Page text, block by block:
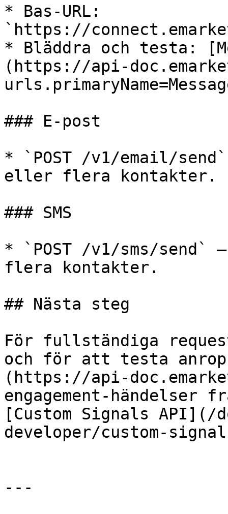
* Bas-URL:
`https://
* Bläddra och testa:
(https://api-
### E-post
* `POST /v1/email/
eller flera kontakter.
### SMS
* `POST /v1/sms/
flera kontakter.
## Nästa steg
För fullständiga
och för att testa
(https://api-
engagement-händelser
[Custom Signals API](/
developer/custom-
---